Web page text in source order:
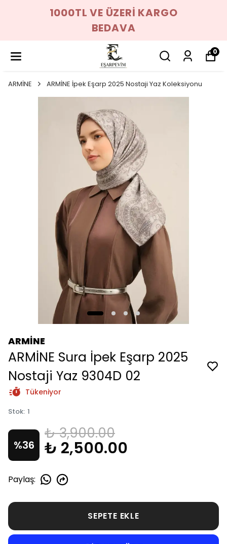
1000TL VE ÜZERİ KARGO
BEDAVA
0
ARMİNE ARMİNE İpek Eşarp 2025 Nostaji Yaz Koleksiyonu
ARMİNE
ARMİNE Sura İpek Eşarp 2025
Nostaji Yaz 9304D 02
Tükeniyor
Stok: 1
%36
₺ 3,900.00
₺ 2,500.00
Paylaş:
SEPETE EKLE